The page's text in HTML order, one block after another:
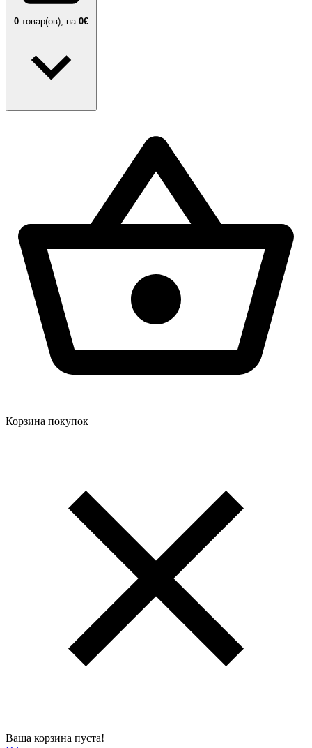
0 товар(ов), на 0€
Корзина покупок
Ваша корзина пуста!